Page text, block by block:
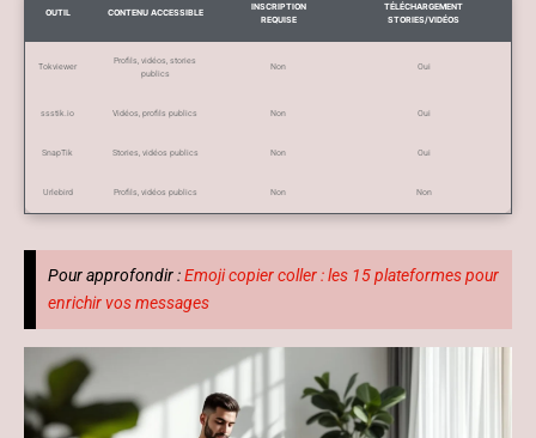
OUTIL CONTENU ACCESSIBLE
INSCRIPTION
REQUISE
TÉLÉCHARGEMENT
STORIES/VIDÉOS
Tokviewer
Profils, vidéos, stories
publics
Non Oui
ssstik.io Vidéos, profils publics Non Oui
SnapTik Stories, vidéos publics Non Oui
Urlebird Profils, vidéos publics Non Non
Pour approfondir :Emoji copier coller : les 15 plateformes pour
enrichir vos messages